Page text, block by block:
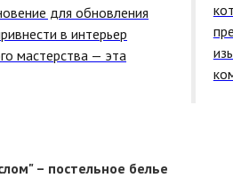
для обновления
в интерьер
мастерства — эта
– постельное белье